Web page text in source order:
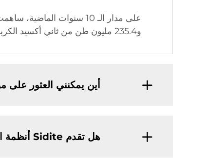
و235.4 مليون طن من ثاني أكسيد الكربون.
أين يمكنني العثور
هل تقدم Sidite أنظمة المضخات الحرارية بالإضافة إلى سخانات المياه الشمسية؟